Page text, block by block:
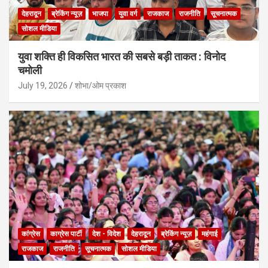
देहरादून ब्रेकिंग न्यूज़ भाजपा युवा वर्ग राजकाज राजनीति
सूचनात्मक
सोशल मीडिया
युवा शक्ति ही विकसित भारत की सबसे बड़ी ताकत : विनोद
चमोली
July 19, 2026 शोभा/ओम प्रकाश
कांग्रेस काग्रेस पार्टी देश - विदेश देहरादून ब्रेकिंग न्यूज़
महंगाई
राजकाज
राजनीति सूचनात्मक सोशल मीडिया